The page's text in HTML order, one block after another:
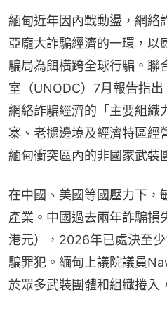
緬甸近年因內戰動盪，網絡
亞龐大詐騙經濟的一環，以
騙局為餌橫跨全球行騙。聯
室（UNODC）7月報告指
網絡詐騙經濟的「主要組織
寨、老撾邊境及經濟特區經
緬甸衝突區內的非國家武裝
在中國、美國等國壓力下，
產業。中國過去兩年詐騙
港元），2026年已處決至
騙罪犯。緬甸上議院議員
於眾多武裝團體和組織捲入